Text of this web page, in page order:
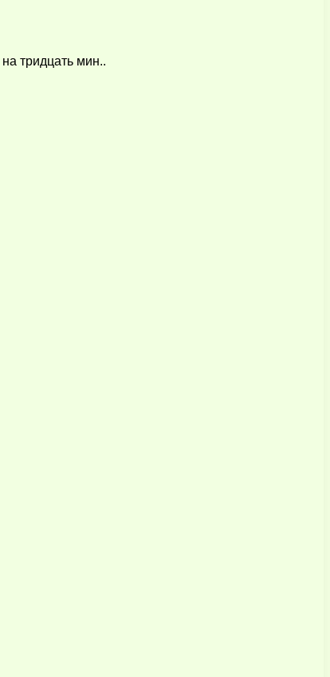
тридцать мин..